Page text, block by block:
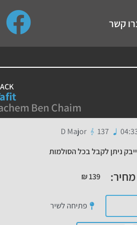
review and enter to go to the
קשר
Ben Chaim
137
D Major
ניתן לקבל בכל הסולמות
מחיר: ₪139
פתיחה לשיר